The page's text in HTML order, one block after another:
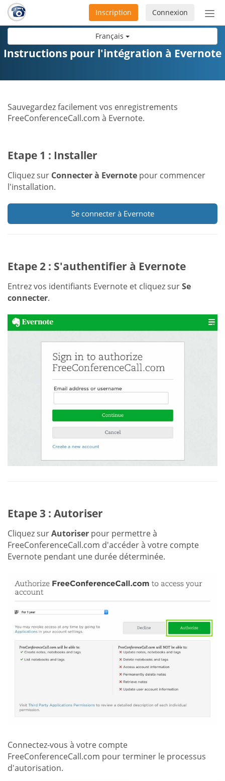
Français
ou
la
Connexion
Inscription
Instructions pour l'intégration à Evernote
Sauvegardez facilement vos enregistrements
FreeConferenceCall.com à Evernote.
Etape 1 : Installer
Cliquez sur Connecter à Evernote pour commencer
l'installation.
Se connecter à Evernote
Etape 2 : S'authentifier à Evernote
Entrez vos identifiants Evernote et cliquez surSe
connecter.
Etape 3 : Autoriser
Cliquez surAutoriser pour permettre à
FreeConferenceCall.com d'accéder à votre compte
Evernote pendant une durée déterminée.
Connectez-vous à votre compte
FreeConferenceCall.com pour terminer le processus
d'autorisation.